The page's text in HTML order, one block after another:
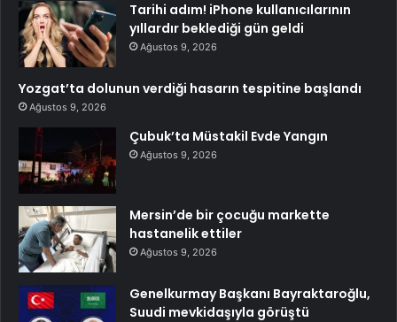
Tarihi adım! iPhone kullanıcılarının
yıllardır beklediği gün geldi
Ağustos 9, 2026
Yozgat’ta dolunun verdiği hasarın tespitine başlandı
Ağustos 9, 2026
Çubuk’ta Müstakil Evde Yangın
Ağustos 9, 2026
Mersin’de bir çocuğu markette
hastanelik ettiler
Ağustos 9, 2026
Genelkurmay Başkanı Bayraktaroğlu,
Suudi mevkidaşıyla görüştü